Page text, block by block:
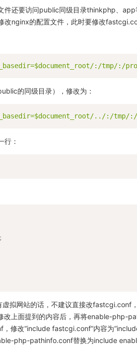
件还要访问public同级目录thinkphp、app
改nginx的配置文件，此时要修改
:/tmp/:/
的同级目录），修改为：
../:/tmp/
行：
拟网站的话，不建议直接改fastcgi.conf
上面提到的内容后，再将enable-php-
修改“include fastcgi.conf”内容为
php-pathinfo.conf替换为include